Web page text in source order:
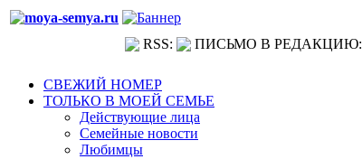
RSS: ПИСЬМО В РЕДАКЦИЮ:
СВЕЖИЙ НОМЕР
ТОЛЬКО В МОЕЙ СЕМЬЕ
Действующие лица
Семейные новости
Любимцы